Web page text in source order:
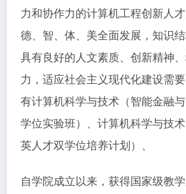
力和协作力的计算机工程创新人
德、智、体、美全面发展，知识结
具有良好的人文素质、创新精神
力，适应社会主义现代化建设需
有计算机科学与技术（智能金融
学位实验班）、计算机科学与技
英人才双学位培养计划）、
自学院成立以来，获得国家级教